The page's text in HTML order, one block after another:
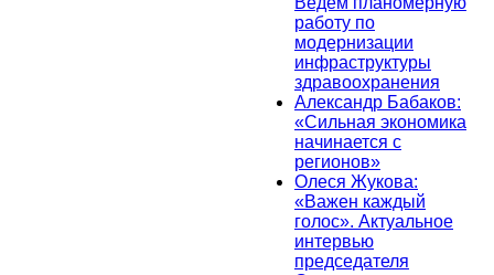
работу по
модернизации
инфраструктуры
здравоохранения
Александр Бабаков:
«Сильная экономика
начинается с
регионов»
Олеся Жукова:
«Важен каждый
голос». Актуальное
интервью
председателя